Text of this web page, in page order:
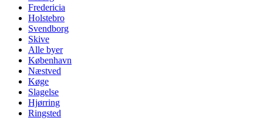
Fredericia
Holstebro
Svendborg
Skive
Alle byer
København
Næstved
Køge
Slagelse
Hjørring
Ringsted